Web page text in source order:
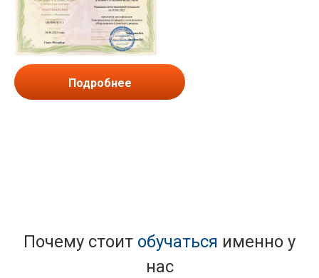
Подробнее
Почему стоит обучаться именно у
нас